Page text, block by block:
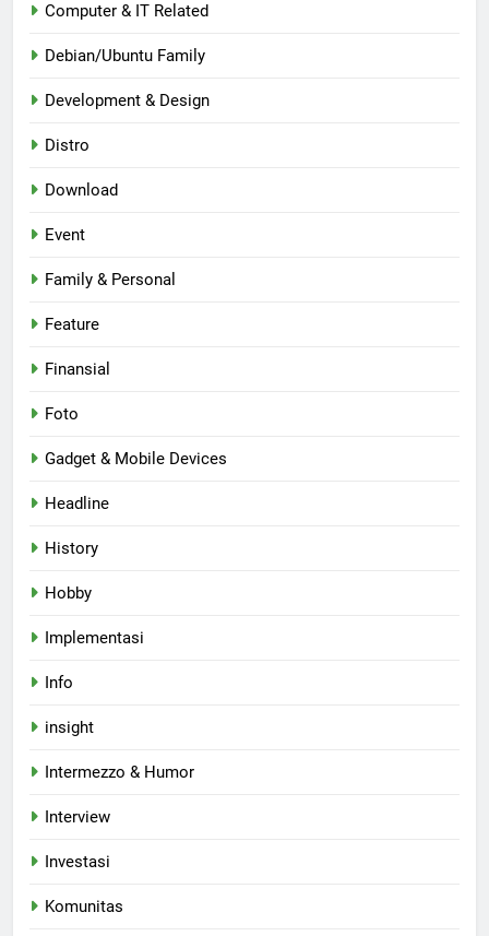
Computer & IT Related
Debian/Ubuntu Family
Development & Design
Distro
Download
Event
Family & Personal
Feature
Finansial
Foto
Gadget & Mobile Devices
Headline
History
Hobby
Implementasi
Info
insight
Intermezzo & Humor
Interview
Investasi
Komunitas